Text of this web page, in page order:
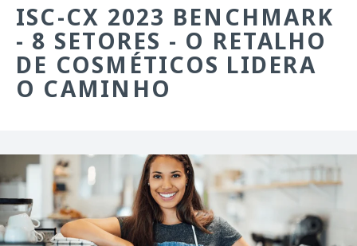
ISC-CX 2023 BENCHMARK
- 8 SETORES - O RETALHO
DE COSMÉTICOS LIDERA
O CAMINHO